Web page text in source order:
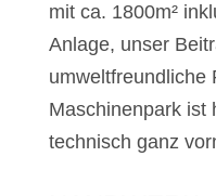
mit ca. 1800m²
Anlage, unser
umweltfreundliche
Maschinenpark ist
technisch ganz